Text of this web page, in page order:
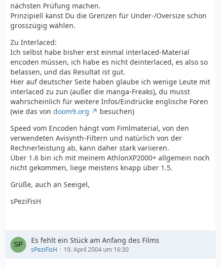
nächsten Prüfung machen.
Prinzipiell kanst Du die Grenzen für Under-/Oversize schon
grosszügig wählen.
Zu Interlaced:
Ich selbst habe bisher erst einmal interlaced-Material
encoden müssen, ich habe es nicht deinterlaced, es also so
belassen, und das Resultat ist gut.
Hier auf deutscher Seite haben glaube ich wenige Leute mit
interlaced zu zun (außer die manga-Freaks), du musst
wahrscheinlich für weitere Infos/Eindrücke englische Foren
(wie das von doom9.org
besuchen)
Speed vom Encoden hängt vom Fimlmaterial, von den
verwendeten Avisynth-Filtern und natürlich von der
Rechnerleistung ab, kann daher stark variieren.
Über 1.6 bin ich mit meinem AthlonXP2000+ allgemein noch
nicht gekommen, liege meistens knapp über 1.5.
Grüße, auch an Seeigel,
sPeziFisH
Es fehlt ein Stück am Anfang des Films
sPeziFisH 19. April 2004 um 16:30